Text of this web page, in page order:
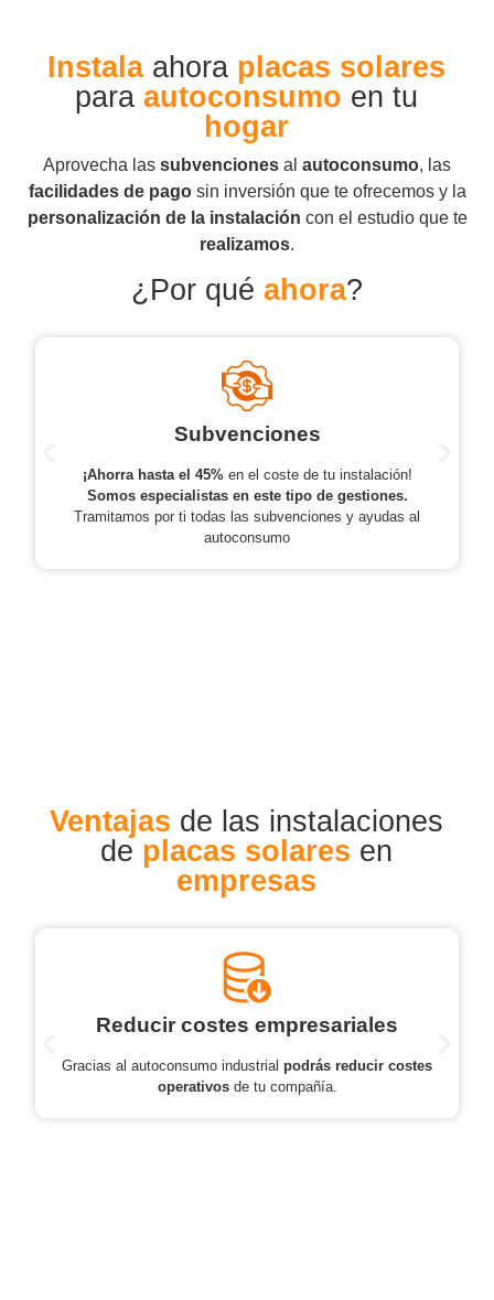
Instala ahora placas solares
paraautoconsumo en tu
hogar
Aprovecha las subvenciones al autoconsumo, las
facilidades de pagosin inversión que te ofrecemos y la
personalización de la instalación con el estudio que te
realizamos.
¿Por qué ahora?
Subvenciones
¡Ahorra hasta el 45%en el coste de tu instalación!
Somos especialistas en este tipo de gestiones.
Tramitamos por ti todas las subvenciones y ayudas al
autoconsumo
Ventajas de las instalaciones
de placas solares en
empresas
Reducir costes empresariales
Gracias al autoconsumo industrial podrás reducir costes
operativosde tu compañía.